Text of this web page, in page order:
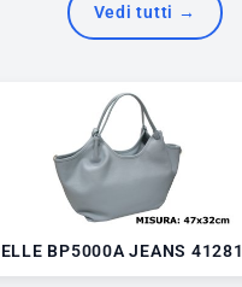
Vedi tutti →
BP5000A JEANS 41281